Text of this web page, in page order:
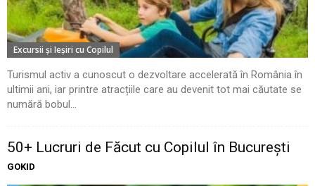
Excursii şi Ieşiri cu Copilul
Turismul activ a cunoscut o dezvoltare accelerată în România în
ultimii ani, iar printre atracțiile care au devenit tot mai căutate se
numără bobul...
50+ Lucruri de Făcut cu Copilul în București
GOKID